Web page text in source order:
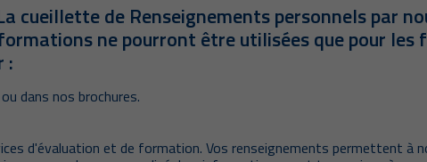
cueillette de Renseignements personnels par
ne pourront être utilisées que pour les
:
dans nos brochures.
d'évaluation et de formation. Vos renseignements permettent à